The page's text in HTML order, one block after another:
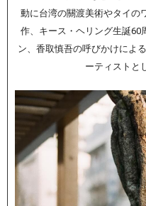
動に台湾の關渡美術やタイの
作、キース・ヘリング生誕60
ン、香取慎吾の呼びかけによ
ーティストと